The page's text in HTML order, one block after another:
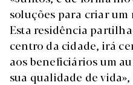
soluções para criar
Esta residência
centro da cidade, irá
aos beneficiários um
sua qualidade de